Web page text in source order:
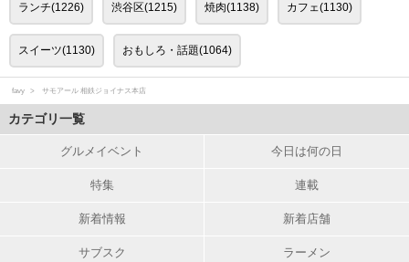
ランチ(1226) 渋谷区(1215) 焼肉(1138) カフェ(1130)
スイーツ(1130) おもしろ・話題(1064)
favy サモアール 相鉄ジョイナス本店
カテゴリ一覧
グルメイベント 今日は何の日
特集 連載
新着情報 新着店舗
サブスク ラーメン